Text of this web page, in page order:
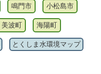
鳴門市 小松島市
美波町 海陽町
とくしま水環境マップ